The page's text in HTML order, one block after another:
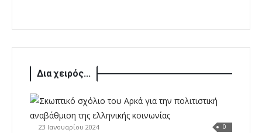
Δια χειρός...
23 Ιανουαρίου 2024 0